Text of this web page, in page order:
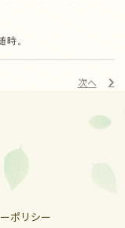
。
次へ
ポリシー